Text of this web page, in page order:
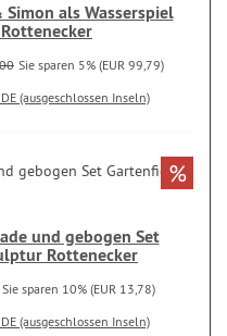
als Wasserspiel
Sie sparen 5% (EUR 99,79)
(ausgeschlossen Inseln)
und gebogen Set
Rottenecker
Sie sparen 10% (EUR 13,78)
(ausgeschlossen Inseln)
%